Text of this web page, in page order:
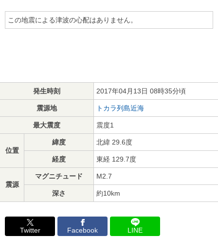
この地震による津波の心配はありません。
発生時刻 2017年04月13日 08時35分頃
震源地 トカラ列島近海
最大震度 震度1
位置
緯度 北緯 29.6度
経度 東経 129.7度
震源
マグニチュード M2.7
深さ 約10km
Twitter Facebook LINE